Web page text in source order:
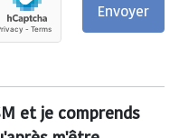
Envoyer
et je comprends